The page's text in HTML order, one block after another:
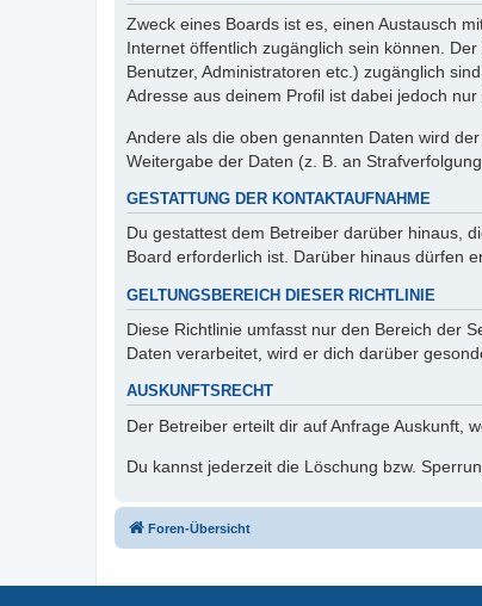
Zweck eines Boards ist es, einen Austausch
Internet öffentlich zugänglich sein können.
Benutzer, Administratoren etc.) zugänglich
Adresse aus deinem Profil ist dabei jedoch
Andere als die oben genannten Daten wird
Weitergabe der Daten (z. B. an
GESTATTUNG DER KONTAKTAUFNAHME
Du gestattest dem Betreiber darüber hinaus,
Board erforderlich ist. Darüber hinaus dürfen
GELTUNGSBEREICH DIESER RICHTLINIE
Diese Richtlinie umfasst nur den Bereich der
Daten verarbeitet, wird er dich darüber
AUSKUNFTSRECHT
Der Betreiber erteilt dir auf Anfrage Auskunft,
Du kannst jederzeit die Löschung bzw.
Foren-Übersicht